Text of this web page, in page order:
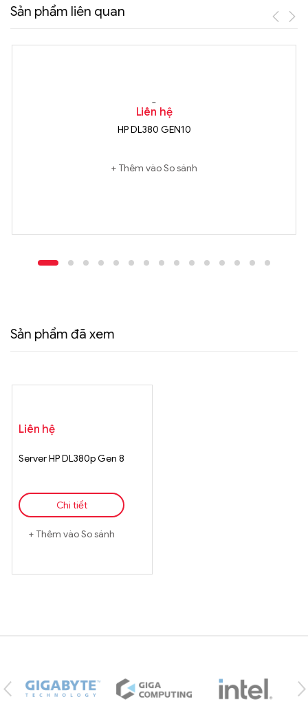
Sản phẩm liên quan
Liên hệ
HP DL380 GEN10
Thêm vào So sánh
Sản phẩm đã xem
Liên hệ
Server HP DL380p Gen 8
Chi tiết
Thêm vào So sánh